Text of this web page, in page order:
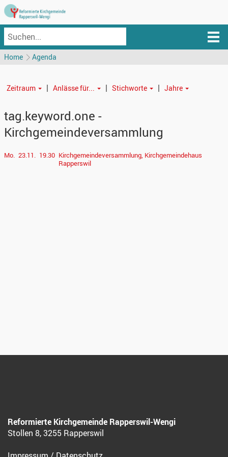
Home Agenda
Zeitraum | Anlässe für... | Stichworte | Jahre
tag.keyword.one -
Kirchgemeindeversammlung
Mo. 23.11. 19.30 Kirchgemeindeversammlung, Kirchgemeindehaus
Rapperswil
Reformierte Kirchgemeinde Rapperswil-Wengi
Stollen 8, 3255 Rapperswil